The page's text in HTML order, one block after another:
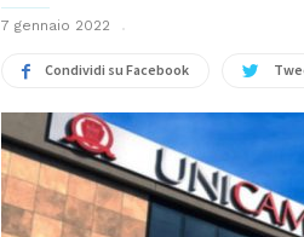
7 gennaio 2022
Condividi su Facebook